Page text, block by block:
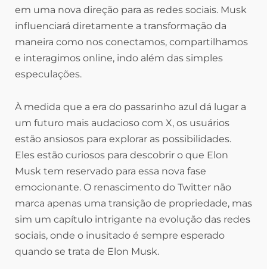
em uma nova direção para as redes sociais. Musk
influenciará diretamente a transformação da
maneira como nos conectamos, compartilhamos
e interagimos online, indo além das simples
especulações.
À medida que a era do passarinho azul dá lugar a
um futuro mais audacioso com X, os usuários
estão ansiosos para explorar as possibilidades.
Eles estão curiosos para descobrir o que Elon
Musk tem reservado para essa nova fase
emocionante. O renascimento do Twitter não
marca apenas uma transição de propriedade, mas
sim um capítulo intrigante na evolução das redes
sociais, onde o inusitado é sempre esperado
quando se trata de Elon Musk.